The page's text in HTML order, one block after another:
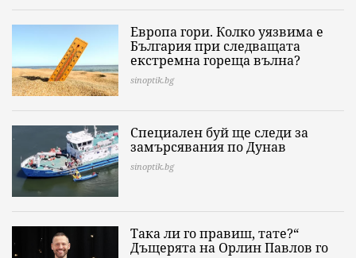
Европа гори. Колко уязвима е
България при следващата
екстремна гореща вълна?
sinoptik.bg
Специален буй ще следи за
замърсявания по Дунав
sinoptik.bg
Така ли го правиш, тате?“
Дъщерята на Орлин Павлов го